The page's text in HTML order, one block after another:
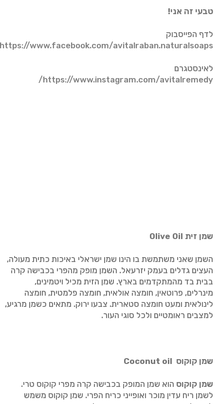
טבעי זה אני!
לדף הפייסבוק
https://www.facebook.com/avitalraban.naturalsoaps/
לאינסטגרם
https://www.instagram.com/avitalremedy/
שמן זית Olive Oil
השמן שאני משתמשת בו הינו שמן ישראלי באיכות כתית מעולה,
העצים גדלים בעמק יזרעאל. השמן מופק מהפרי בכבישה קרה
בבית בד מהמתקדמים בארץ. שמן הזית מכיל ויטמינים,
מינרלים, פרוטאין, חומצה אולאית, חומצה פלמטית, חומצה
לינולאית ומעט חומצה סטארית. צבעו ירוק. מתאים כשמן מרגיע,
למצבים ראומטיים ולכל סוגי העור.
שמן קוקוס Coconut oil
שמן קוקוס הוא שמן המופק בכבישה קרה מפרי קוקוס טרי.
לשמן ריח עדין מוכר ואופייני כריח הפרי. שמן קוקוס משמש